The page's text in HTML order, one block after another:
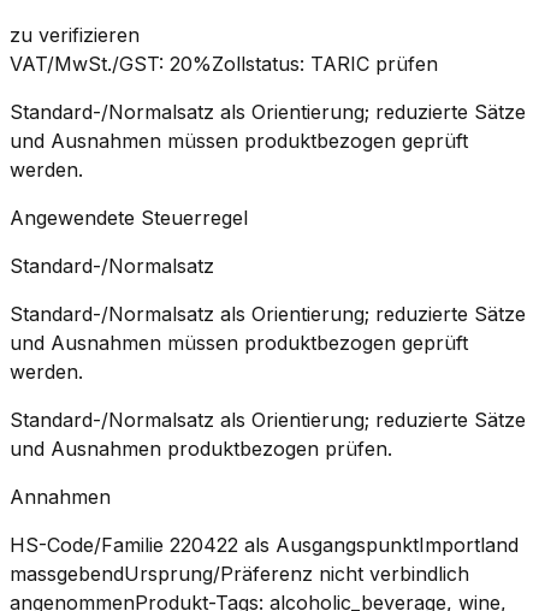
zu verifizieren
VAT/MwSt./GST: 20%Zollstatus: TARIC prüfen
Standard-/Normalsatz als Orientierung; reduzierte Sätze
und Ausnahmen müssen produktbezogen geprüft
werden.
Angewendete Steuerregel
Standard-/Normalsatz
Standard-/Normalsatz als Orientierung; reduzierte Sätze
und Ausnahmen müssen produktbezogen geprüft
werden.
Standard-/Normalsatz als Orientierung; reduzierte Sätze
und Ausnahmen produktbezogen prüfen.
Annahmen
HS-Code/Familie 220422 als AusgangspunktImportland
massgebendUrsprung/Präferenz nicht verbindlich
angenommenProdukt-Tags: alcoholic_beverage, wine,